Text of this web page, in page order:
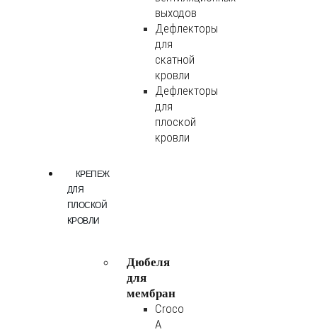
выходов
Дефлекторы
для
скатной
кровли
Дефлекторы
для
плоской
кровли
КРЕПЕЖ
ДЛЯ
ПЛОСКОЙ
КРОВЛИ
Дюбеля
для
мембран
Croco
A